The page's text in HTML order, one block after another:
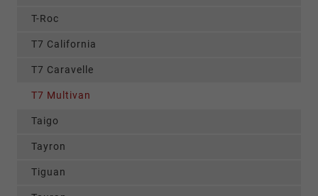
T-Roc
T7 California
T7 Caravelle
T7 Multivan
Taigo
Tayron
Tiguan